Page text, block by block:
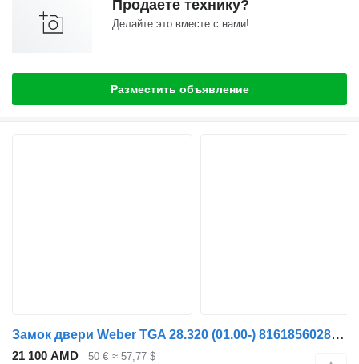
Продаете технику?
Делайте это вместе с нами!
Разместить объявление
Замок двери Weber TGA 28.320 (01.00-) 8161856028 для тягача MAN 4-series, TGA (1993-2009)
21 100 AMD 50 € ≈ 57,77 $